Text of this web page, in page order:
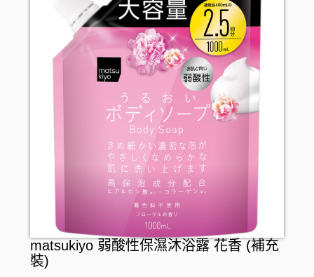
matsukiyo 弱酸性保濕沐浴露 花香 (補充
裝)